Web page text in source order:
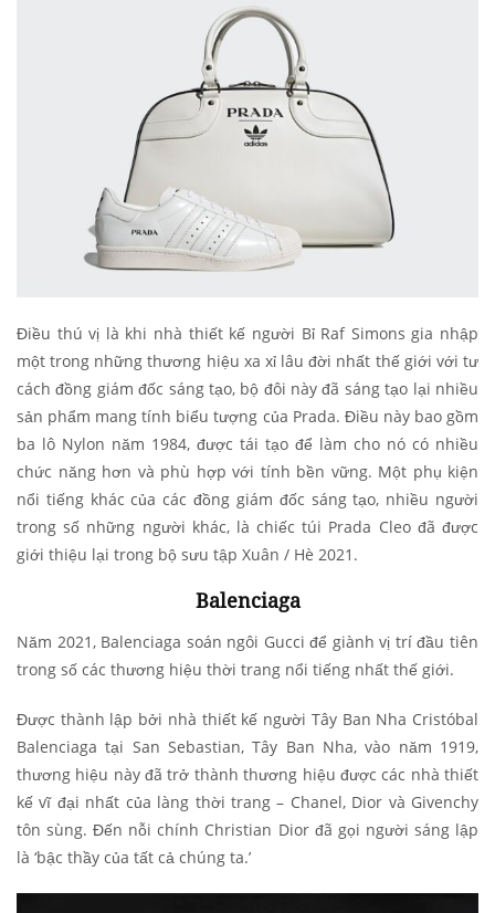
Điều thú vị là khi nhà thiết kế người Bỉ Raf Simons gia nhập
một trong những thương hiệu xa xỉ lâu đời nhất thế giới với tư
cách đồng giám đốc sáng tạo, bộ đôi này đã sáng tạo lại nhiều
sản phẩm mang tính biểu tượng của Prada. Điều này bao gồm
ba lô Nylon năm 1984, được tái tạo để làm cho nó có nhiều
chức năng hơn và phù hợp với tính bền vững. Một phụ kiện
nổi tiếng khác của các đồng giám đốc sáng tạo, nhiều người
trong số những người khác, là chiếc túi Prada Cleo đã được
giới thiệu lại trong bộ sưu tập Xuân / Hè 2021.
Balenciaga
Năm 2021, Balenciaga soán ngôi Gucci để giành vị trí đầu tiên
trong số các thương hiệu thời trang nổi tiếng nhất thế giới.
Được thành lập bởi nhà thiết kế người Tây Ban Nha Cristóbal
Balenciaga tại San Sebastian, Tây Ban Nha, vào năm 1919,
thương hiệu này đã trở thành thương hiệu được các nhà thiết
kế vĩ đại nhất của làng thời trang – Chanel, Dior và Givenchy
tôn sùng. Đến nỗi chính Christian Dior đã gọi người sáng lập
là ‘bậc thầy của tất cả chúng ta.’